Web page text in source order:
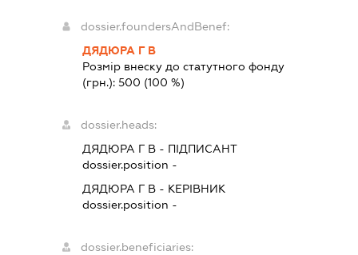
dossier.foundersAndBenef:
ДЯДЮРА Г В
Розмір внеску до статутного фонду
(грн.):500 (100 %)
dossier.heads:
ДЯДЮРА Г В - ПІДПИСАНТ
dossier.position -
ДЯДЮРА Г В - КЕРІВНИК
dossier.position -
dossier.beneficiaries: